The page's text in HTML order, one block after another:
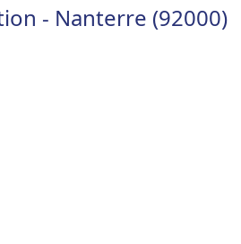
- Nanterre (92000)